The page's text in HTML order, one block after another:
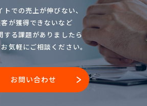
トでの売上が伸びない、
が獲得できないなど
する課題がありましたら
気軽にご相談ください。
お問い合わせ